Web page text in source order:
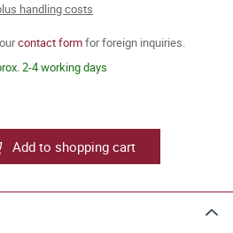
handling costs
contact formfor foreign inquiries.
2-4 working days
Add to shopping cart